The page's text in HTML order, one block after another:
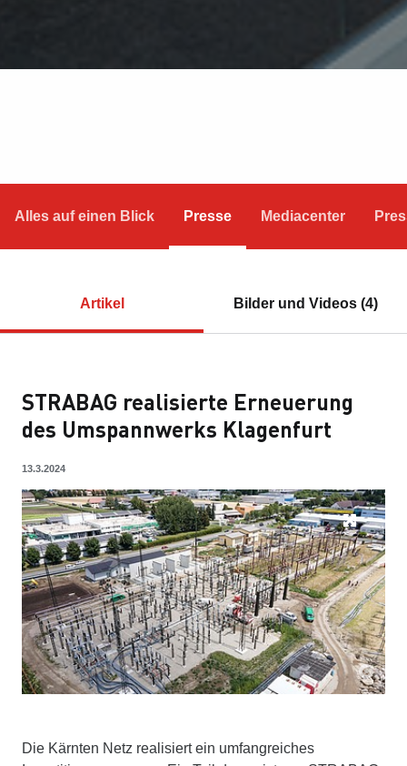
Alles auf einen Blick Presse Mediacenter
Artikel Bilder und Videos (4)
STRABAG realisierte Erneuerung
des Umspannwerks Klagenfurt
13.3.2024
Die Kärnten Netz realisiert ein umfangreiches